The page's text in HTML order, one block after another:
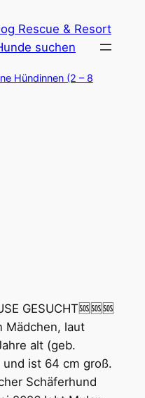
Rescue & Resort
suchen
Hündinnen (2 – 8
GESUCHT🆘🆘🆘
Mädchen, laut
alt (geb.
ist 64 cm groß.
Schäferhund